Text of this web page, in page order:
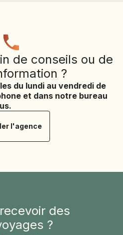
de conseils ou de
?
du lundi au vendredi de
et dans notre bureau
l'agence
des
?